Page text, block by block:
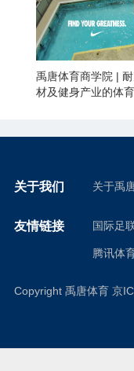
禹唐体育商学院 |
材及健身产业的体
关于我们 关于禹
友情链接 国际足
腾讯体
Copyright 禹唐体育 京